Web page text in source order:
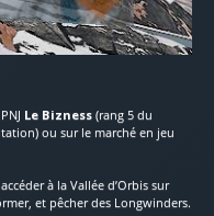
Le Bizness (rang 5 du
ou sur le marché en jeu
à la Vallée d’Orbis sur
et pêcher des Longwinders.